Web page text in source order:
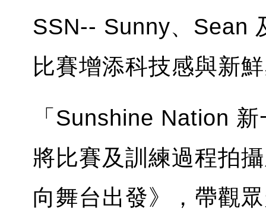
SSN-- Sunny、Sean
比賽增添科技感與新
「Sunshine Nation
將比賽及訓練過程拍
向舞台出發》，帶觀